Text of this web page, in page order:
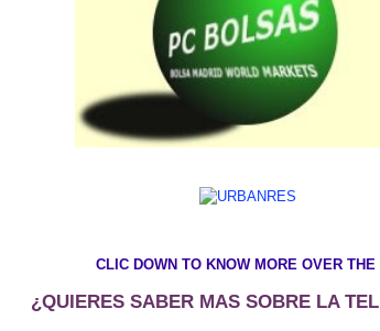
CLIC DOWN TO KNOW MORE OVER THE
¿QUIERES SABER MAS SOBRE LA